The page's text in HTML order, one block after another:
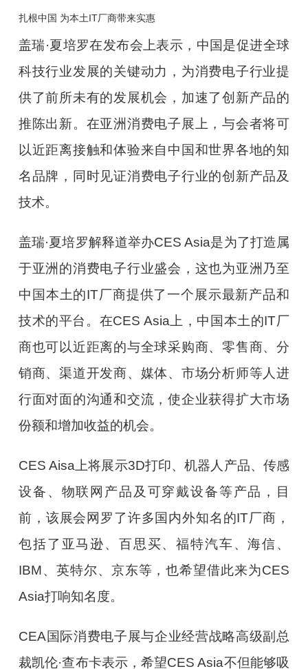
扎根中国 为本土IT厂商带来实惠
盖瑞·夏培罗在发布会上表示，中国是促进全球
科技行业发展的关键动力，为消费电子行业提
供了前所未有的发展机会，加速了创新产品的
推陈出新。在亚洲消费电子展上，与会者将可
以近距离接触和体验来自中国和世界各地的知
名品牌，同时见证消费电子行业的创新产品及
技术。
盖瑞·夏培罗解释道举办CES Asia是为了打造属
于亚洲的消费电子行业盛会，这也为亚洲乃至
中国本土的IT厂商提供了一个展示最新产品和
技术的平台。在CES Asia上，中国本土的IT厂
商也可以近距离的与全球采购商、零售商、分
销商、渠道开发商、媒体、市场分析师等人进
行面对面的沟通和交流，使企业获得扩大市场
份额和增加收益的机会。
CES Aisa上将展示3D打印、机器人产品、传感
设备、物联网产品及可穿戴设备等产品，目
前，该展会网罗了许多国内外知名的IT厂商，
包括了亚马逊、百思买、福特汽车、海信、
IBM、英特尔、京东等，也希望借此来为CES
Asia打响知名度。
CEA国际消费电子展与企业经营战略高级副总
裁凯伦·查布卡表示，希望CES Asia不但能够吸